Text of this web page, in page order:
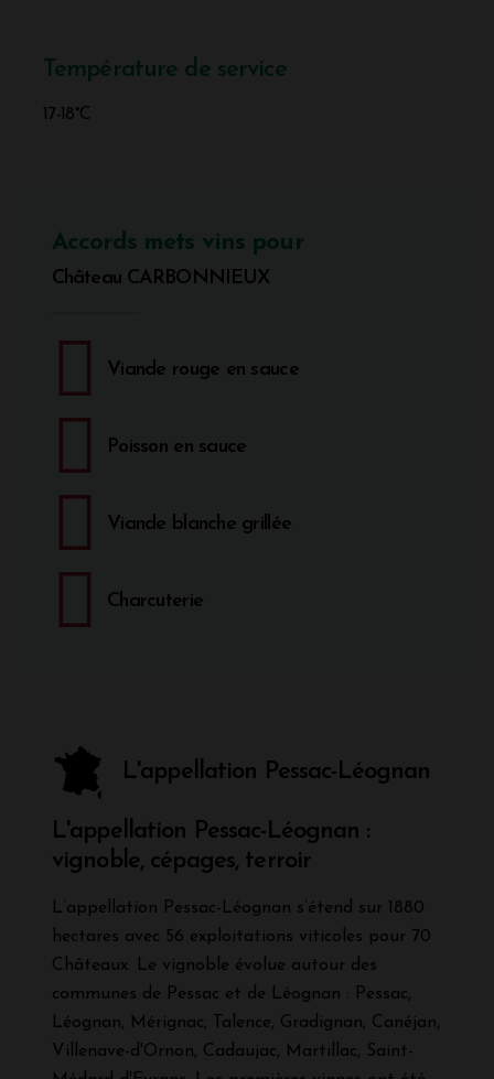
Température de service
17-18°C
Accords mets vins pour
Château CARBONNIEUX
Viande rouge en sauce
Poisson en sauce
Viande blanche grillée
Charcuterie
L'appellation Pessac-Léognan
L'appellation Pessac-Léognan :
vignoble, cépages, terroir
L’appellation Pessac-Léognan s’étend sur 1880
hectares avec 56 exploitations viticoles pour 70
Châteaux. Le vignoble évolue autour des
communes de Pessac et de Léognan : Pessac,
Léognan, Mérignac, Talence, Gradignan, Canéjan,
Villenave-d'Ornon, Cadaujac, Martillac, Saint-